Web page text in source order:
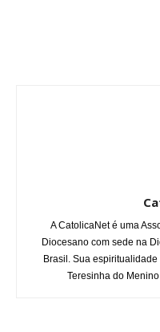
A CatolicaNet é uma
Diocesano com sede na
Brasil. Sua
Teresinha do